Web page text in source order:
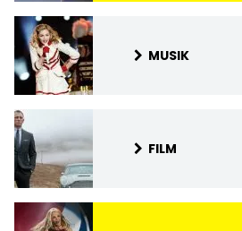
MUSIK
FILM